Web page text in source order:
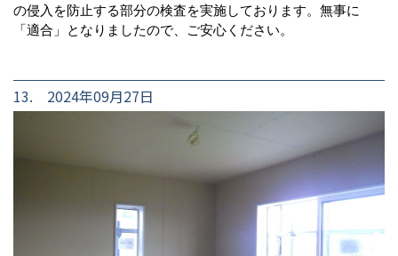
の侵入を防止する部分の検査を実施しております。無事に
「適合」となりましたので、ご安心ください。
13. 2024年09月27日